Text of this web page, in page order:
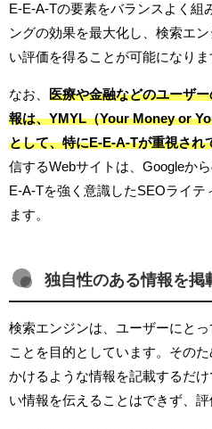
E-E-A-Tの要素をバランスよく組
ングの効果を最大化し、検索エ
い評価を得ることが可能になりま
なお、 医療や金融などのユーザ
報は、YMYL（Your Money or
として、特にE-E-A-Tが重視され
信するWebサイトは、Googleか
E-A-Tを強く意識したSEOライテ
ます。
独自性のある情報を掲
検索エンジンは、ユーザーにと
ことを目的としています。その
かけるような情報を記載するだけ
い情報を伝えることはできず、